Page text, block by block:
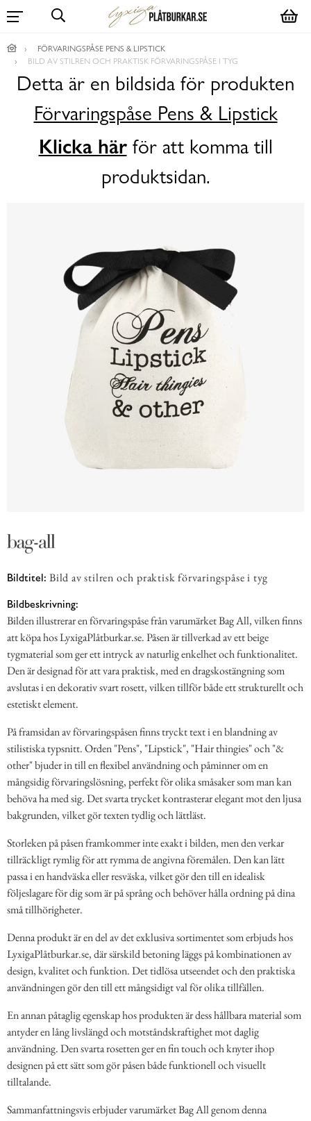
FÖRVARINGSPÅSE PENS & LIPSTICK
BILD AV STILREN OCH PRAKTISK FÖRVARINGSPÅSE I TYG
Detta är en bildsida för produkten
Förvaringspåse Pens & Lipstick
Klicka härför att komma till
produktsidan.
Bildtitel: Bild av stilren och praktisk förvaringspåse i tyg
Bildbeskrivning:
Bilden illustrerar en förvaringspåse från varumärket Bag All, vilken finns
att köpa hos LyxigaPlåtburkar.se. Påsen är tillverkad av ett beige
tygmaterial som ger ett intryck av naturlig enkelhet och funktionalitet.
Den är designad för att vara praktisk, med en dragskostängning som
avslutas i en dekorativ svart rosett, vilken tillför både ett strukturellt och
estetiskt element.
På framsidan av förvaringspåsen finns tryckt text i en blandning av
stilistiska typsnitt. Orden "Pens", "Lipstick", "Hair thingies" och "&
other" bjuder in till en flexibel användning och påminner om en
mångsidig förvaringslösning, perfekt för olika småsaker som man kan
behöva ha med sig. Det svarta trycket kontrasterar elegant mot den ljusa
bakgrunden, vilket gör texten tydlig och lättläst.
Storleken på påsen framkommer inte exakt i bilden, men den verkar
tillräckligt rymlig för att rymma de angivna föremålen. Den kan lätt
passa i en handväska eller resväska, vilket gör den till en idealisk
följeslagare för dig som är på språng och behöver hålla ordning på dina
små tillhörigheter.
Denna produkt är en del av det exklusiva sortimentet som erbjuds hos
LyxigaPlåtburkar.se, där särskild betoning läggs på kombinationen av
design, kvalitet och funktion. Det tidlösa utseendet och den praktiska
användningen gör den till ett mångsidigt val för olika tillfällen.
En annan påtaglig egenskap hos produkten är dess hållbara material som
antyder en lång livslängd och motståndskraftighet mot daglig
användning. Den svarta rosetten ger en fin touch och knyter ihop
designen på ett sätt som gör påsen både funktionell och visuellt
tilltalande.
Sammanfattningsvis erbjuder varumärket Bag All genom denna